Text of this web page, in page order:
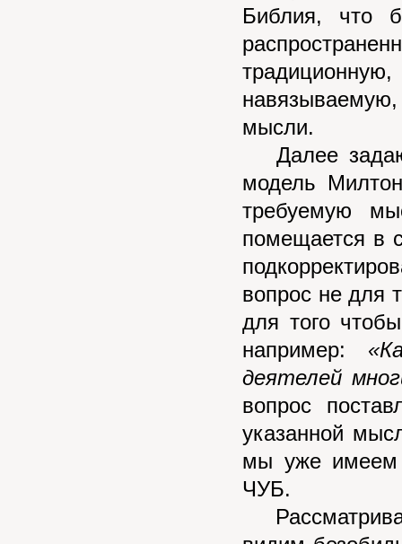
Библия, что
мысли.
Далее
модель
требуемую
помещается в
вопрос не для
для того
например:
деятелей
вопрос
указанной
мы уже имеем
ЧУБ.